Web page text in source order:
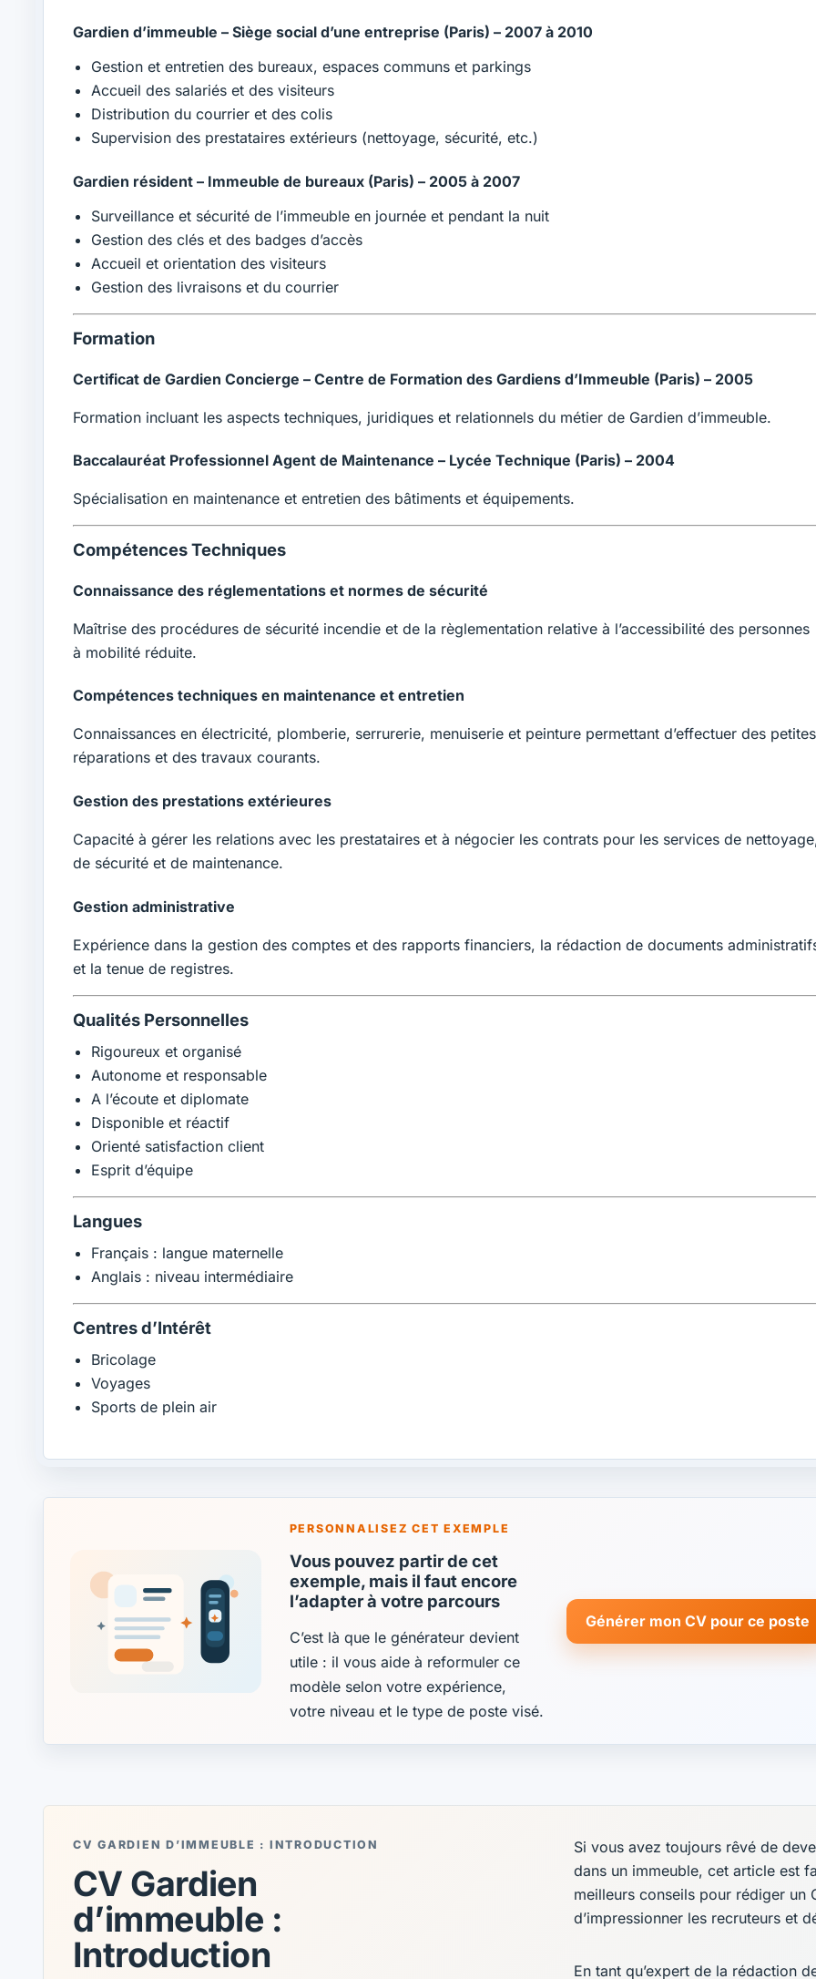
Gardien d’immeuble – Siège social d’une entreprise (Paris) – 2007 à 2010
Gestion et entretien des bureaux, espaces communs et parkings
Accueil des salariés et des visiteurs
Distribution du courrier et des colis
Supervision des prestataires extérieurs (nettoyage, sécurité, etc.)
Gardien résident – Immeuble de bureaux (Paris) – 2005 à 2007
Surveillance et sécurité de l’immeuble en journée et pendant la nuit
Gestion des clés et des badges d’accès
Accueil et orientation des visiteurs
Gestion des livraisons et du courrier
Formation
Certificat de Gardien Concierge – Centre de Formation des Gardiens d’Immeuble (Paris) – 2005
Formation incluant les aspects techniques, juridiques et relationnels du métier de Gardien d’immeuble.
Baccalauréat Professionnel Agent de Maintenance – Lycée Technique (Paris) – 2004
Spécialisation en maintenance et entretien des bâtiments et équipements.
Compétences Techniques
Connaissance des réglementations et normes de sécurité
Maîtrise des procédures de sécurité incendie et de la règlementation relative à l’accessibilité des personnes
à mobilité réduite.
Compétences techniques en maintenance et entretien
Connaissances en électricité, plomberie, serrurerie, menuiserie et peinture permettant d’effectuer des petites
réparations et des travaux courants.
Gestion des prestations extérieures
Capacité à gérer les relations avec les prestataires et à négocier les contrats pour les services de
de sécurité et de maintenance.
Gestion administrative
Expérience dans la gestion des comptes et des rapports financiers, la rédaction de documents
et la tenue de registres.
Qualités Personnelles
Rigoureux et organisé
Autonome et responsable
A l’écoute et diplomate
Disponible et réactif
Orienté satisfaction client
Esprit d’équipe
Langues
Français : langue maternelle
Anglais : niveau intermédiaire
Centres d’Intérêt
Bricolage
Voyages
Sports de plein air
PERSONNALISEZ CET EXEMPLE
Vous pouvez partir de cet
exemple, mais il faut encore
l’adapter à votre parcours
C’est là que le générateur devient
utile : il vous aide à reformuler ce
modèle selon votre expérience,
votre niveau et le type de poste visé.
Générer mon CV pour ce poste
CV GARDIEN D’IMMEUBLE : INTRODUCTION
CV Gardien
d’immeuble :
Introduction
Si vous avez toujours rêvé de
dans un immeuble, cet article est
meilleurs conseils pour rédiger un
d’impressionner les recruteurs et
En tant qu’expert de la rédaction